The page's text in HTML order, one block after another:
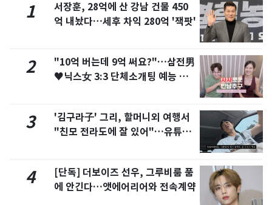
1
서장훈, 28억에 산 강남 건물 450
억 내놨다…세후 차익 280억 '잭팟'
2
"10억 버는데 9억 써요?"…삼전男
♥닉스女 3:3 단체소개팅 예능 화
3
'김구라子' 그리, 할머니외 여행서
"친모 전라도에 잘 있어"…유튜브
4
[단독] 더보이즈 선우, 그루비룸 품
에 안긴다…앳에어리어와 전속계약